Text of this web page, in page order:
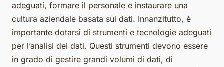
adeguati, formare il personale e instaurare una
cultura aziendale basata sui dati. Innanzitutto, è
importante dotarsi di strumenti e tecnologie adeguati
per l’analisi dei dati. Questi strumenti devono essere
in grado di gestire grandi volumi di dati, di